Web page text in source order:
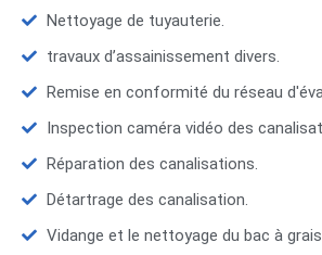
Nettoyage de tuyauterie.
travaux d’assainissement divers.
Remise en conformité du réseau
Inspection caméra vidéo des
Réparation des canalisations.
Détartrage des canalisation.
Vidange et le nettoyage du bac à